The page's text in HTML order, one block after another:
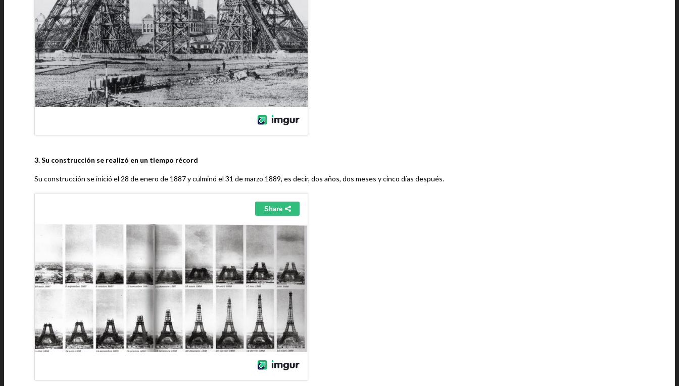
3. Su construcción se realizó en un tiempo récord
Su construcción se inició el 28 de enero de 1887 y culminó el 31 de marzo 1889, es decir, dos años, dos meses y cinco días después.